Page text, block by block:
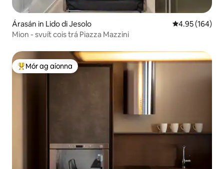
Árasán in Lido di Jesolo Meánrátáil
4.95 (164)
Mion - svuít cois trá Piazza Mazzini
An-mhór ag aíonna
Mór ag aíonna